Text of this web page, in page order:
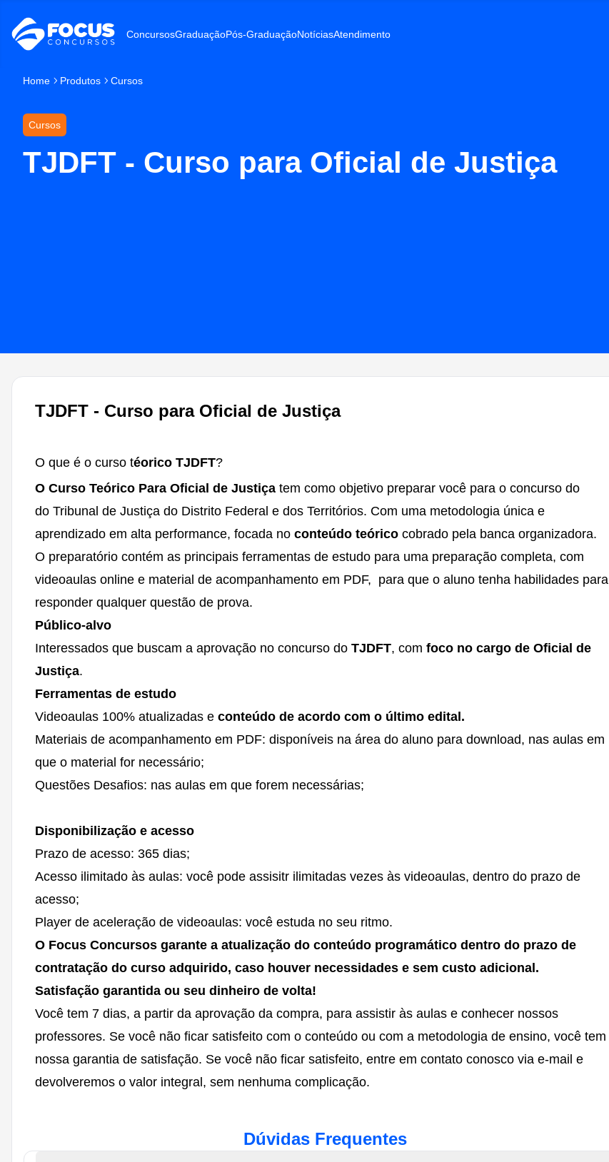
ConcursosGraduaçãoPós-GraduaçãoNotíciasAtendimento
Home Produtos Cursos
Cursos
TJDFT - Curso para Oficial de Justiça
TJDFT - Curso para Oficial de Justiça
O que é o curso téorico TJDFT?
O Curso Teórico Para Oficial de Justiça tem como objetivo preparar você para o concurso do
do Tribunal de Justiça do Distrito Federal e dos Territórios. Com uma metodologia única e
aprendizado em alta performance, focada no conteúdo teórico cobrado pela banca organizadora.
O preparatório contém as principais ferramentas de estudo para uma preparação completa, com
videoaulas online e material de acompanhamento em PDF, para que o aluno tenha habilidades para
responder qualquer questão de prova.
Público-alvo
Interessados que buscam a aprovação no concurso do TJDFT, com foco no cargo de Oficial de
Justiça.
Ferramentas de estudo
Videoaulas 100% atualizadas e conteúdo de acordo com o último edital.
Materiais de acompanhamento em PDF: disponíveis na área do aluno para download, nas aulas em
que o material for necessário;
Questões Desafios: nas aulas em que forem necessárias;
Disponibilização e acesso
Prazo de acesso: 365 dias;
Acesso ilimitado às aulas: você pode assisitr ilimitadas vezes às videoaulas, dentro do prazo de
acesso;
Player de aceleração de videoaulas: você estuda no seu ritmo.
O Focus Concursos garante a atualização do conteúdo programático dentro do prazo de
contratação do curso adquirido, caso houver necessidades e sem custo adicional.
Satisfação garantida ou seu dinheiro de volta!
Você tem 7 dias, a partir da aprovação da compra, para assistir às aulas e conhecer nossos
professores. Se você não ficar satisfeito com o conteúdo ou com a metodologia de ensino, você tem
nossa garantia de satisfação. Se você não ficar satisfeito, entre em contato conosco via e-mail e
devolveremos o valor integral, sem nenhuma complicação.
Dúvidas Frequentes